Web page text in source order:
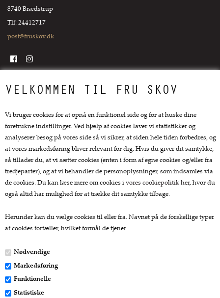
VELKOMMEN TIL FRU SKOV
Vi bruger cookies for at opnå en funktionel side og for at huske dine
foretrukne indstillinger. Ved hjælp af cookies laver vi statistikker og
analyserer besøg på vores side så vi sikrer, at siden hele tiden forbedres, og
at vores markedsføring bliver relevant for dig. Hvis du giver dit samtykke,
så tillader du, at vi sætter cookies (enten i form af egne cookies og/eller fra
tredjeparter), og at vi behandler de personoplysninger, som indsamles via
de cookies. Du kan læse mere om cookies i vores cookiepolitik her, hvor du
også altid har mulighed for at trække dit samtykke tilbage.
Herunder kan du vælge cookies til eller fra. Navnet på de forskellige typer
af cookies fortæller, hvilket formål de tjener.
Nødvendige
Markedsføring
Funktionelle
Statistiske
8740 Brædstrup
Tlf: 24412717
post@fruskov.dk
Top kategorier
Køkkenknive
Tekstiler
Te og kaffe
Lækkerier
Gaver
Kurv
Bestil
Tilbud
Profil
Vilkår
Fragtpriser